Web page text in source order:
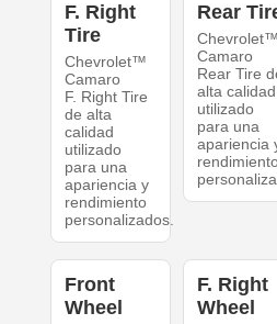
F. Right
Tire
Chevrolet™
Camaro
F. Right Tire
de alta
calidad
utilizado
para una
apariencia y
rendimiento
personalizados.
Rear
Chevrolet™
Camaro
Rear Tire
alta calidad
utilizado
para una
apariencia
Front
Wheel
F. Right
Wheel